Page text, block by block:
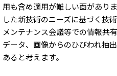
用も含め適用が難しい面があり
した新技術のニーズに基づく技
メンテナンス会議等での情報共
データ、画像からのひびわれ抽
あると考えます。